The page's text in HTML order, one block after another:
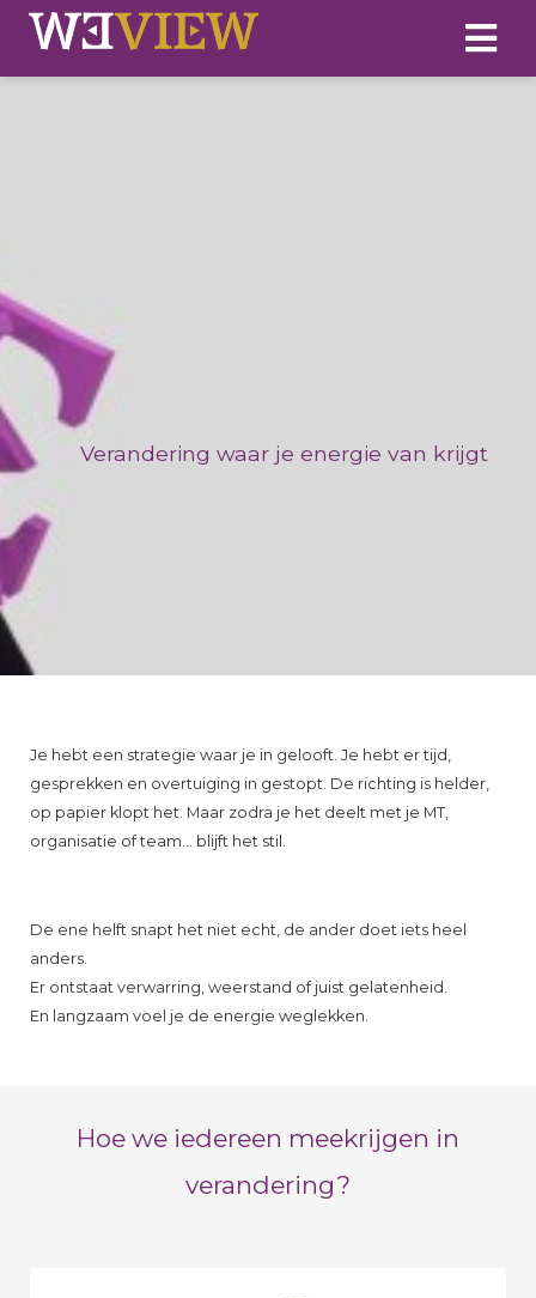
Verandering waar je energie van krijgt
Je hebt een strategie waar je in gelooft. Je hebt er tijd,
gesprekken en overtuiging in gestopt. De richting is helder,
op papier klopt het. Maar zodra je het deelt met je MT,
organisatie of team… blijft het stil.
De ene helft snapt het niet echt, de ander doet iets heel
anders.
Er ontstaat verwarring, weerstand of juist gelatenheid.
En langzaam voel je de energie weglekken.
Hoe we iedereen meekrijgen in
verandering?